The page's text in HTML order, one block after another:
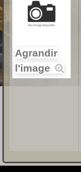
Agrandir
l'image